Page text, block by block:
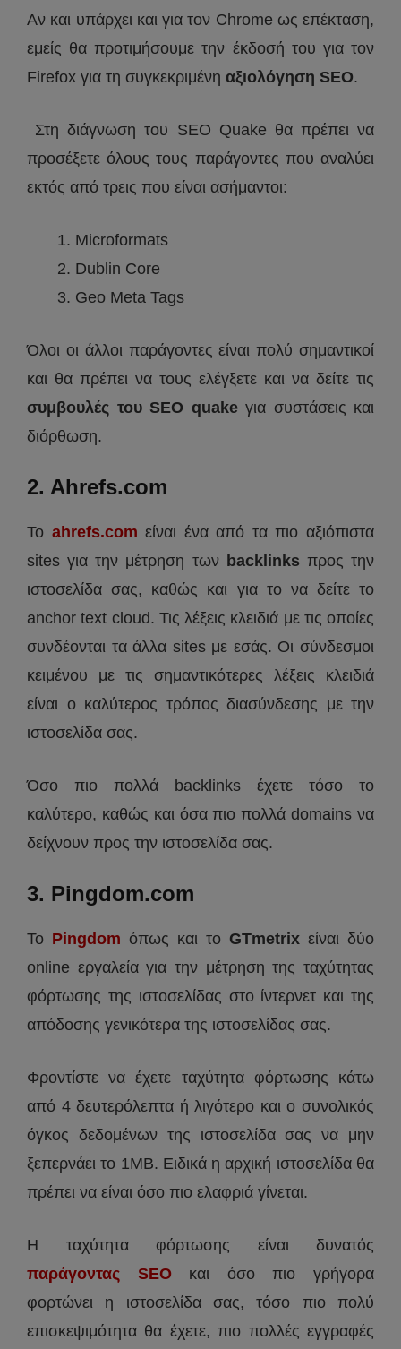
Αν και υπάρχει και για τον Chrome ως επέκταση,
εμείς θα προτιμήσουμε την έκδοσή του για τον
Firefox για τη συγκεκριμένη αξιoλόγηση SEO.
Στη διάγνωση του SEO Quake θα πρέπει να
προσέξετε όλους τους παράγοντες που αναλύει
εκτός από τρεις που είναι ασήμαντοι:
Microformats
Dublin Core
Geo Meta Tags
Όλοι οι άλλοι παράγοντες είναι πολύ σημαντικοί
και θα πρέπει να τους ελέγξετε και να δείτε τις
συμβουλές του SEO quakeγια συστάσεις και
διόρθωση.
2. Ahrefs.com
Το ahrefs.com είναι ένα από τα πιο αξιόπιστα
sites για την μέτρηση των backlinks προς την
ιστοσελίδα σας, καθώς και για το να δείτε το
anchor text cloud. Τις λέξεις κλειδιά με τις οποίες
συνδέονται τα άλλα sites με εσάς. Οι σύνδεσμοι
κειμένου με τις σημαντικότερες λέξεις κλειδιά
είναι ο καλύτερος τρόπος διασύνδεσης με την
ιστοσελίδα σας.
Όσο πιο πολλά backlinks έχετε τόσο το
καλύτερο, καθώς και όσα πιο πολλά domains να
δείχνουν προς την ιστοσελίδα σας.
3. Pingdom.com
Το Pingdom όπως και το GTmetrix είναι δύο
online εργαλεία για την μέτρηση της ταχύτητας
φόρτωσης της ιστοσελίδας στο ίντερνετ και της
απόδοσης γενικότερα της ιστοσελίδας σας.
Φροντίστε να έχετε ταχύτητα φόρτωσης κάτω
από 4 δευτερόλεπτα ή λιγότερο και ο συνολικός
όγκος δεδομένων της ιστοσελίδα σας να μην
ξεπερνάει το 1ΜΒ. Ειδικά η αρχική ιστοσελίδα θα
πρέπει να είναι όσο πιο ελαφριά γίνεται.
Η ταχύτητα φόρτωσης είναι δυνατός
παράγοντας SEO
και όσο πιο γρήγορα
φορτώνει η ιστοσελίδα σας, τόσο πιο πολύ
επισκεψιμότητα θα έχετε, πιο πολλές εγγραφές